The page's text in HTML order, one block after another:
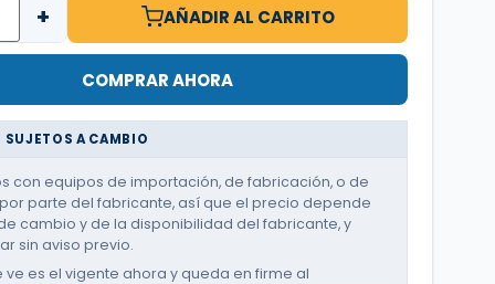
+ AÑADIR AL CARRITO
COMPRAR AHORA
SUJETOS A CAMBIO
con equipos de importación, de fabricación, o de
parte del fabricante, así que el precio depende
cambio y de la disponibilidad del fabricante, y
sin aviso previo.
ve es el vigente ahora y queda en firme al